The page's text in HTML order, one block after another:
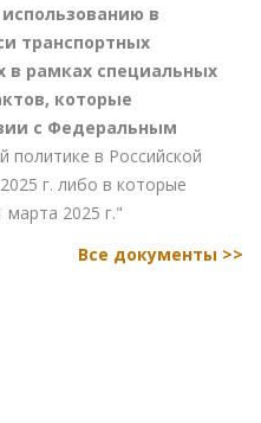
в
транспортных
в рамках специальных
которые
с Федеральным
в Российской
г. либо в которые
марта 2025 г."
Все документы >>